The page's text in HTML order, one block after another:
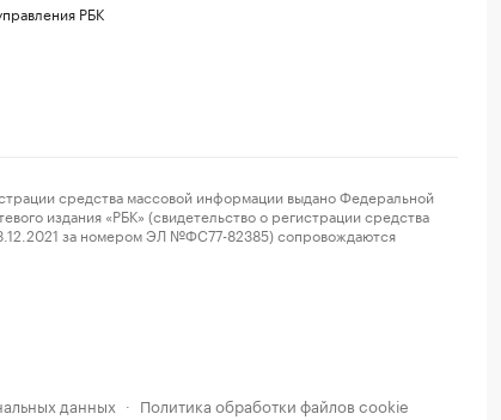
РБК
средства массовой информации выдано Федеральной
издания «РБК» (свидетельство о регистрации средства
за номером ЭЛ №ФС77-82385) сопровождаются
данных · Политика обработки файлов cookie